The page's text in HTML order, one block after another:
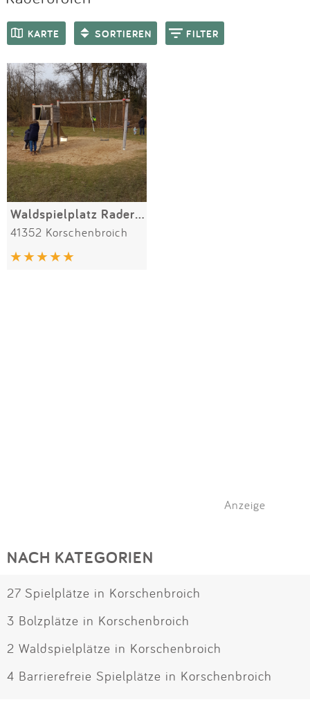
Anmelden
KARTE SORTIEREN FILTER
Waldspielplatz Raderbroich
41352 Korschenbroich
Anzeige
NACH KATEGORIEN
27 Spielplätze in Korschenbroich
3 Bolzplätze in Korschenbroich
2 Waldspielplätze in Korschenbroich
4 Barrierefreie Spielplätze in Korschenbroich